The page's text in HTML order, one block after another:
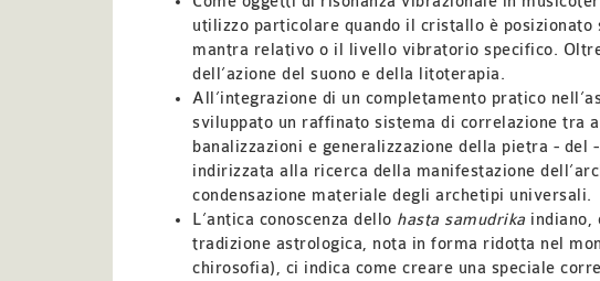
utilizzo particolare quando il cristallo è posizionato
mantra relativo o il livello vibratorio specifico.
dell’azione del suono e della litoterapia.
All’integrazione di un completamento pratico
sviluppato un raffinato sistema di correlazione tra
banalizzazioni e generalizzazione della pietra - del
indirizzata alla ricerca della manifestazione
condensazione materiale degli archetipi universali.
L’antica conoscenza dello hasta samudrika indiano,
tradizione astrologica, nota in forma ridotta nel
chirosofia), ci indica come creare una speciale